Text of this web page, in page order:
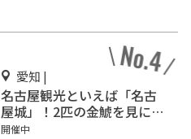
愛知 |
名古屋観光といえば「名古
屋城」！2匹の金鯱を見に
行こう
開催中